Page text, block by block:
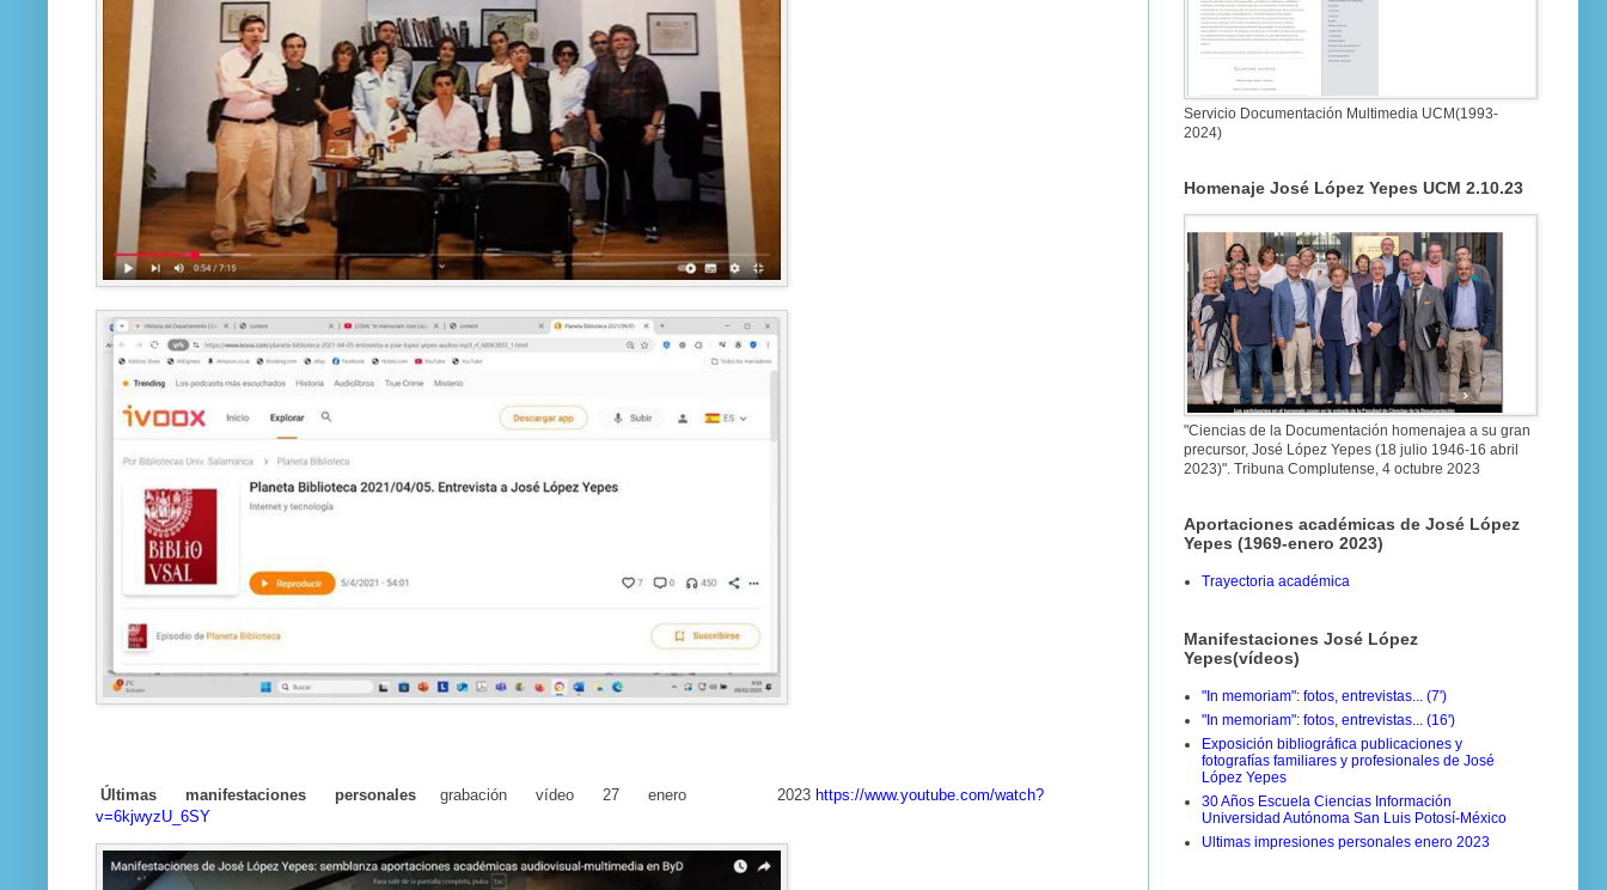
Últimas manifestaciones personales grabación vídeo 27 enero 2023 https://www.youtube.com/watch?
v=6kjwyzU_6SY
Servicio Documentación Multimedia UCM(1993-
2024)
Homenaje José López Yepes UCM 2.10.23
"Ciencias de la Documentación homenajea a su gran
precursor, José López Yepes (18 julio 1946-16 abril
2023)". Tribuna Complutense, 4 octubre 2023
Aportaciones académicas de José López
Yepes (1969-enero 2023)
Trayectoria académica
Manifestaciones José López
Yepes(vídeos)
"In memoriam": fotos, entrevistas... (7')
"In memoriam": fotos, entrevistas... (16')
Exposición bibliográfica publicaciones y
fotografías familiares y profesionales de José
López Yepes
30 Años Escuela Ciencias Información
Universidad Autónoma San Luis Potosí-México
Ultimas impresiones personales enero 2023